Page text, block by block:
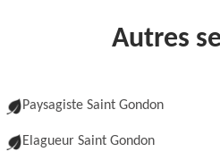
Autres
Paysagiste Saint Gondon
Elagueur Saint Gondon